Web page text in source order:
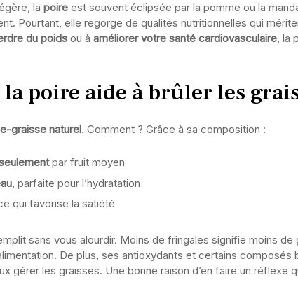
la poire est souvent éclipsée par la pomme ou la
Pourtant, elle regorge de qualités nutritionnelles qui
du poids ou à améliorer votre santé cardiovasculaire, la
poire aide à brûler les
graisse naturel. Comment ? Grâce à sa composition :
par fruit moyen
, parfaite pour l’hydratation
qui favorise la satiété
sans vous alourdir. Moins de fringales signifie moins
De plus, ses antioxydants et certains composés
gérer les graisses. Une bonne raison d’en faire un réflexe